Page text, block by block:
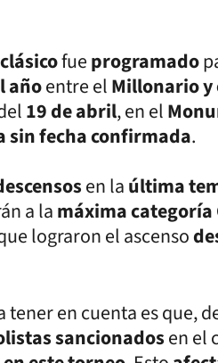
fueprogramado
añoentre elMillonario y
19 de abril, en el
sin fecha confirmada.
en laúltima
a lamáxima categoría
lograron el ascenso
tener en cuenta es que,
sancionadosen el